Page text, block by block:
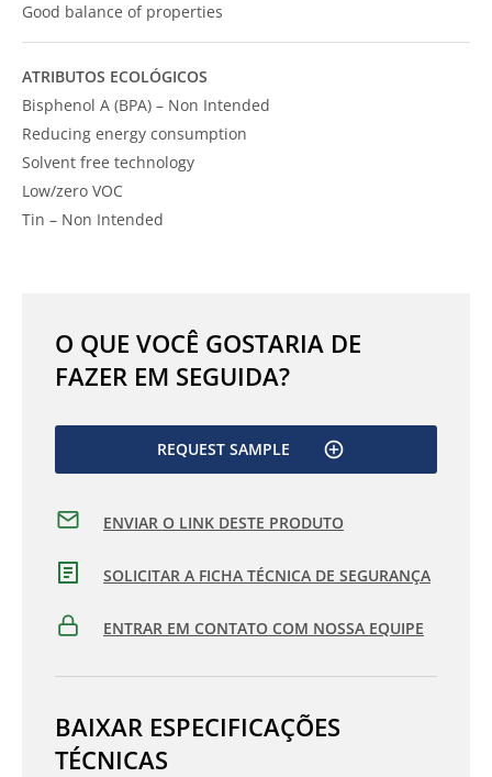
Good balance of properties
ATRIBUTOS ECOLÓGICOS
Bisphenol A (BPA) – Non Intended
Reducing energy consumption
Solvent free technology
Low/zero VOC
Tin – Non Intended
O QUE VOCÊ GOSTARIA DE
FAZER EM SEGUIDA?
REQUEST SAMPLE
ENVIAR O LINK DESTE PRODUTO
SOLICITAR A FICHA TÉCNICA DE SEGURANÇA
ENTRAR EM CONTATO COM NOSSA EQUIPE
BAIXAR ESPECIFICAÇÕES
TÉCNICAS